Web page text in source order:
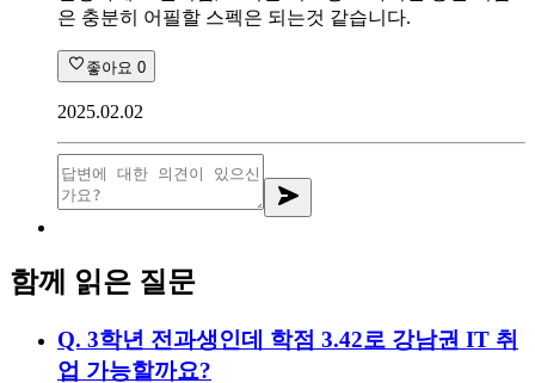
은 충분히 어필할 스펙은 되는것 같습니다.
좋아요 0
2025.02.02
함께 읽은 질문
Q. 3학년 전과생인데 학점 3.42로 강남권 IT 취
업 가능할까요?